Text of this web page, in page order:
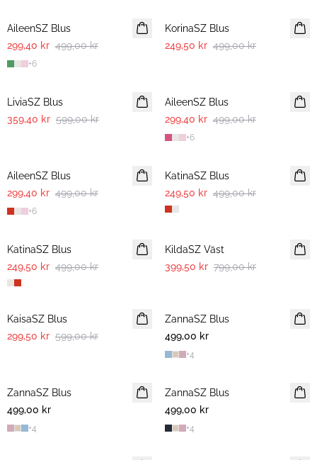
AileenSZ Blus
299,40 kr 499,00 kr
+6
KorinaSZ Blus
249,50 kr 499,00 kr
LiviaSZ Blus
359,40 kr 599,00 kr
AileenSZ Blus
299,40 kr 499,00 kr
+6
AileenSZ Blus
299,40 kr 499,00 kr
+6
KatinaSZ Blus
249,50 kr 499,00 kr
KatinaSZ Blus
249,50 kr 499,00 kr
KildaSZ Väst
399,50 kr 799,00 kr
-50%
KaisaSZ Blus
299,50 kr 599,00 kr
ZannaSZ Blus
499,00 kr
+4
ZannaSZ Blus
499,00 kr
+4
ZannaSZ Blus
499,00 kr
+4